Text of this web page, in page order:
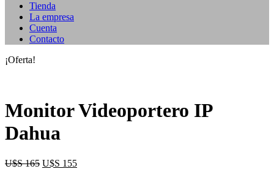
Tienda
La empresa
Cuenta
Contacto
¡Oferta!
Monitor Videoportero IP
Dahua
U$S165 U$S 155